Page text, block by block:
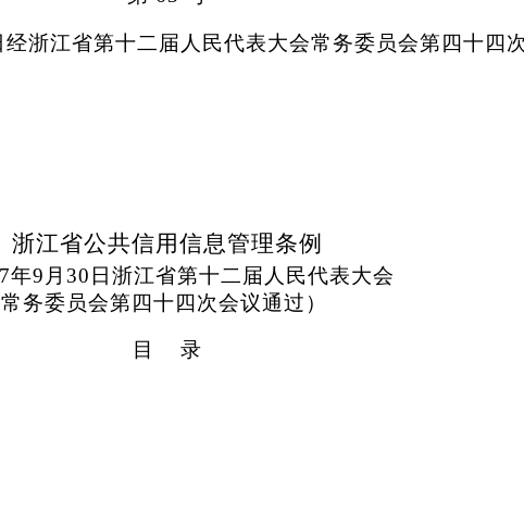
浙江省第十二届人民代表大会常务委员会第四十四
浙江省公共信用信息管理条例
年9月30日浙江省第十二届人民代表大会
常务委员会第四十四次会议通过）
目 录